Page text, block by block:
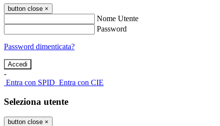
button close ×
Nome Utente
Password
Password dimenticata?
-
Entra con SPID Entra con CIE
Seleziona utente
button close ×